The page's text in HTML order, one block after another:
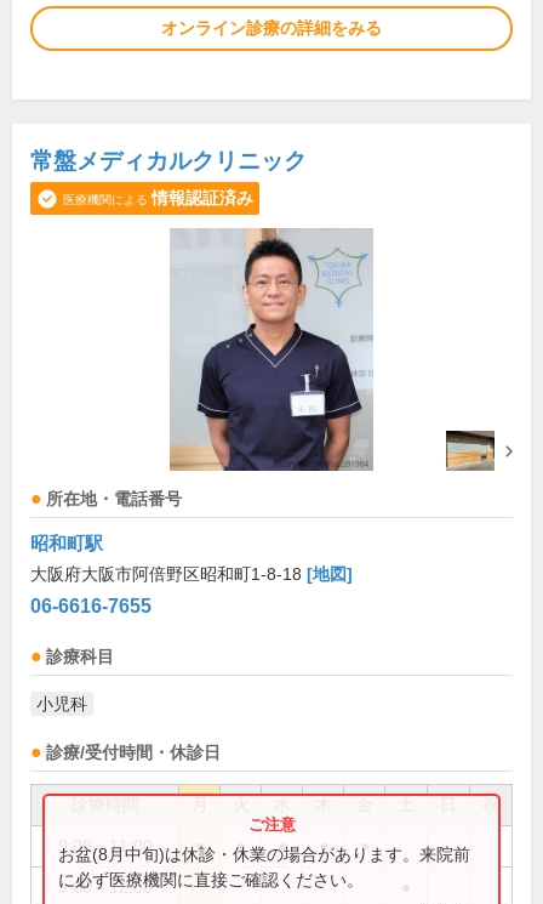
オンライン診療の詳細をみる
常盤メディカルクリニック
医療機関による 情報認証済み
所在地・電話番号
昭和町駅
大阪府大阪市阿倍野区昭和町1-8-18 [地図]
06-6616-7655
診療科目
小児科
診療/受付時間・休診日
祝
9:00～11:00 ● ● ● ● ●
9:00～12:00
お盆(8月中旬)は休診・休業の場合があります。来院前
に必ず医療機関に直接ご確認ください。